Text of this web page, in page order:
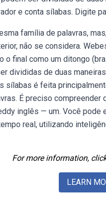
e conta sílabas. Digite
família de palavras,
não se considera.
o final como um ditongo
divididas de duas
sílabas é feita
É preciso compreender
inglês — um. Você pode
real, utilizando
For more information,
LEARN